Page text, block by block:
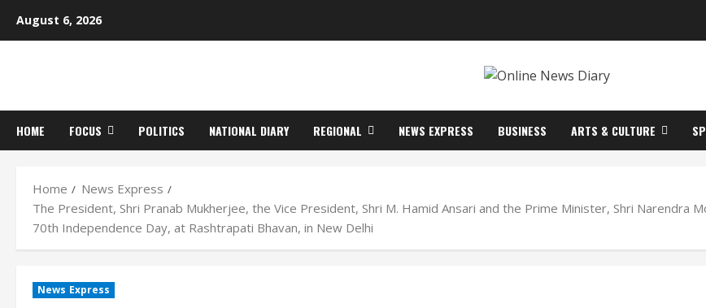
August 6, 2026
HOME FOCUS POLITICS NATIONAL DIARY REGIONAL NEWS EXPRESS BUSINESS ARTS & CULTURE
Home
News Express
The President, Shri Pranab Mukherjee, the Vice President, Shri M. Hamid Ansari and the Prime Minister, Shri Narendra
70th Independence Day, at Rashtrapati Bhavan, in New Delhi
News Express